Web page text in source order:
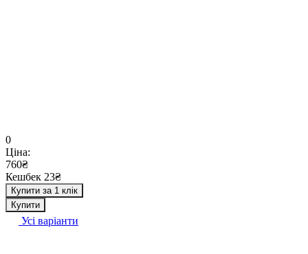
0
Ціна:
760₴
Кешбек 23₴
Купити за 1 клік
Купити
Усі варіанти